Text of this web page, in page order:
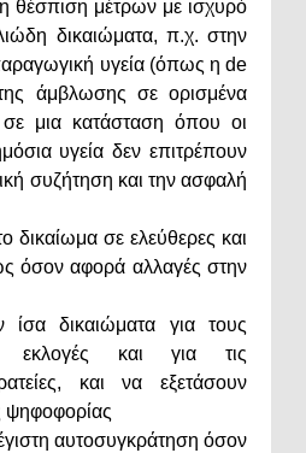
θέσπιση μέτρων με ισχυρό
δικαιώματα, π.χ. στην
υγεία (όπως η de
άμβλωσης σε ορισμένα
μια κατάσταση όπου οι
υγεία δεν επιτρέπουν
συζήτηση και την ασφαλή
δικαίωμα σε ελεύθερες και
όσον αφορά αλλαγές στην
ίσα δικαιώματα για τους
εκλογές και για τις
και να εξετάσουν
ψηφοφορίας
αυτοσυγκράτηση όσον